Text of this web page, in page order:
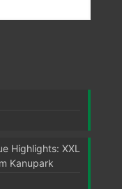
Highlights: XXL
Kanupark